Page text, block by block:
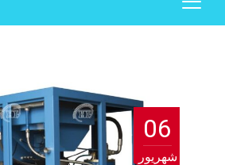
06
شهریور